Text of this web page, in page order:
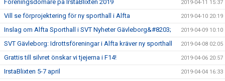
Föreningsdomare på IrstaBlixten 2019 2019-04-11 15:37
Vill se förprojektering för ny sporthall i Alfta 2019-04-10 20:19
Inslag om Alfta Sporthall i SVT Nyheter Gävleborg&#8203; 2019-04-09 10:10
SVT Gävleborg: Idrottsföreningar i Alfta kräver ny sporthall 2019-04-08 02:05
Grattis till silvret önskar vi tjejerna i F14! 2019-04-06 20:57
IrstaBlixten 5-7 april 2019-04-04 16:33